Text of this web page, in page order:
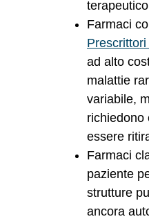
Farmaci
ad alto
malattie
variabile,
richiedono
essere
Farmaci
paziente
strutture
ancora